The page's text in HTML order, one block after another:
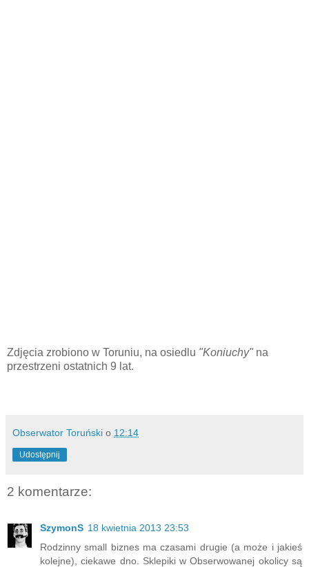
Zdjęcia zrobiono w Toruniu, na osiedlu "Koniuchy" na
przestrzeni ostatnich 9 lat.
Obserwator Toruński o 12:14
Udostępnij
2 komentarze:
SzymonS 18 kwietnia 2013 23:53
Rodzinny small biznes ma czasami drugie (a może i jakieś
kolejne), ciekawe dno. Sklepiki w Obserwowanej okolicy są